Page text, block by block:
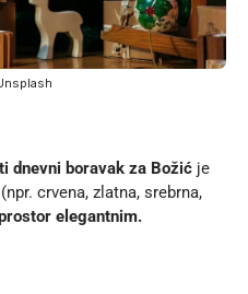
dnevni boravak za Božić je
crvena, zlatna, srebrna,
elegantnim.